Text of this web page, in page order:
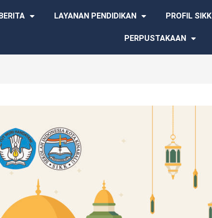
LAYANAN PENDIDIKAN PROFIL SIKK
PERPUSTAKAAN